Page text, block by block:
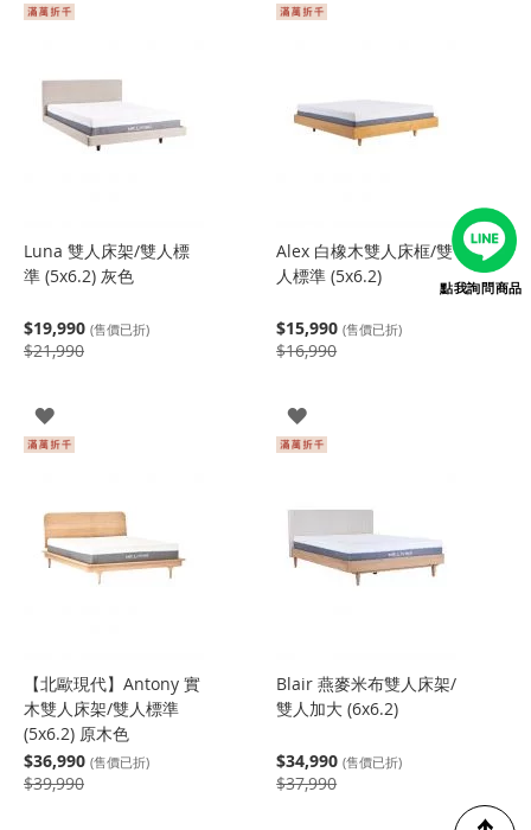
Luna 雙人床架/雙人標
準 (5x6.2) 灰色
$19,990 (售價已折)
$21,990
登
入
Alex 白橡木雙人床框/雙
人標準 (5x6.2)
$15,990 (售價已折)
$16,990
登
入
【北歐現代】Antony 實
木雙人床架/雙人標準
(5x6.2) 原木色
$36,990 (售價已折)
$39,990
Blair 燕麥米布雙人床架/
雙人加大 (6x6.2)
$34,990 (售價已折)
$37,990
點我詢問商品